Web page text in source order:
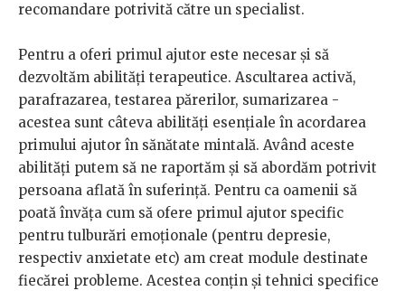
recomandare potrivită către un specialist.
Pentru a oferi primul ajutor este necesar și să
dezvoltăm abilități terapeutice. Ascultarea activă,
parafrazarea, testarea părerilor, sumarizarea -
acestea sunt câteva abilități esențiale în acordarea
primului ajutor în sănătate mintală. Având aceste
abilități putem să ne raportăm și să abordăm potrivit
persoana aflată în suferință. Pentru ca oamenii să
poată învăța cum să ofere primul ajutor specific
pentru tulburări emoționale (pentru depresie,
respectiv anxietate etc) am creat module destinate
fiecărei probleme. Acestea conțin și tehnici specifice